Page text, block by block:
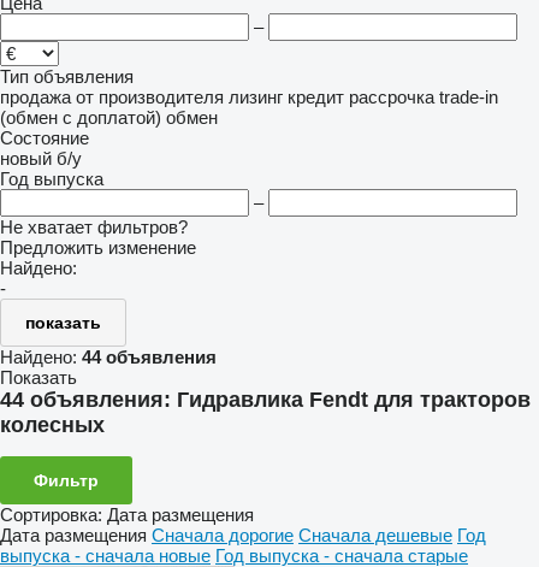
–
Тип объявления
продажа от производителя лизинг кредит рассрочка trade-in
(обмен с доплатой) обмен
Состояние
новый б/у
Год выпуска
–
Не хватает фильтров?
Предложить изменение
Найдено:
-
показать
Найдено: 44 объявления
Показать
44 объявления: Гидравлика Fendt для тракторов
колесных
Фильтр
Сортировка: Дата размещения
Дата размещения Сначала дорогие Сначала дешевые Год
выпуска - сначала новые Год выпуска - сначала старые